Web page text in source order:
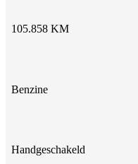
105.858 KM
Benzine
Handgeschakeld